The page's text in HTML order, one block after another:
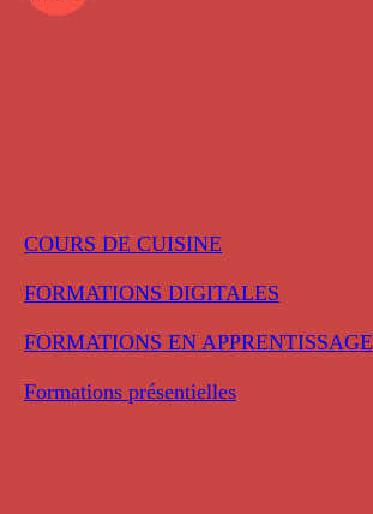
COURS DE CUISINE
FORMATIONS DIGITALES
FORMATIONS EN APPRENTISSAGE
Formations présentielles